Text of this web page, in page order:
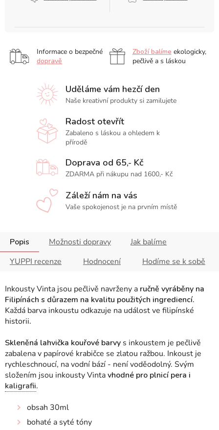
Informace o bezpečné
dopravě
Zboží balíme ekologicky,
pečlivě a s láskou
Uděláme vám hezčí den
Naše kreativní produkty si zamilujete
Radost otevřít
Zabaleno s láskou a ohledem k
přírodě
Doprava od 65,- Kč
ZDARMA při nákupu nad 1600,- Kč
Záleží nám na vás
Vaše spokojenost je na prvním místě
Popis Možnosti dopravy
Jak balíme
YUPPI recenze
Hodnocení Hodíme se k sobě
Inkousty Vinta jsou pečlivě navrženy a ručně vyráběny na
Filipínách s důrazem na kvalitu použitých ingrediencí.
Každá barva inkoustu odkazuje na událost ve filipínské
historii.
Skleněná lahvička kouřové barvy s inkoustem je pečlivě
zabalena v papírové krabičce se zlatou ražbou. Inkoust je
rychleschnoucí, na vodní bází - není voděodolný. Svým
složením jsou inkousty Vintavhodné pro plnicí pera i
kaligrafii.
obsah 30ml
bohaté a syté tóny